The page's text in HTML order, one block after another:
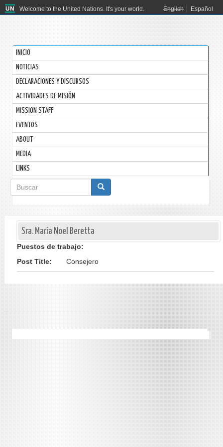
Welcome to the United Nations. It's your world. English Español
INICIO
NOTICIAS
DECLARACIONES Y DISCURSOS
ACTIVIDADES DE MISIÓN
MISSION STAFF
EVENTOS
ABOUT
MEDIA
LINKS
Formulario
de
búsqueda
Buscar
Sra. María Noel Beretta
Puestos de trabajo:
Post Title:
Consejero